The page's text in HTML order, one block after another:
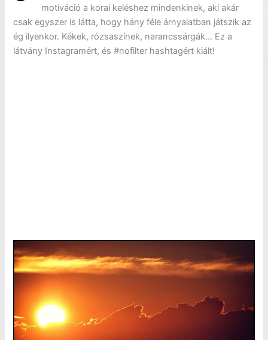
motiváció a korai keléshez mindenkinek, aki akár
csak egyszer is látta, hogy hány féle árnyalatban játszik az
ég ilyenkor. Kékek, rózsaszínek, narancssárgák… Ez a
látvány Instagramért, és #nofilter hashtagért kiált!